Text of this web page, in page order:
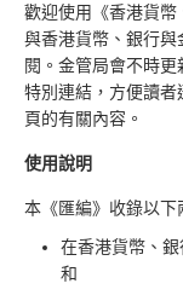
歡迎使用《香港貨
與香港貨幣、銀行
閱。金管局會不時
特別連結，方便讀者
頁的有關內容。
使用說明
本《匯編》收錄以下
在香港貨幣、
和